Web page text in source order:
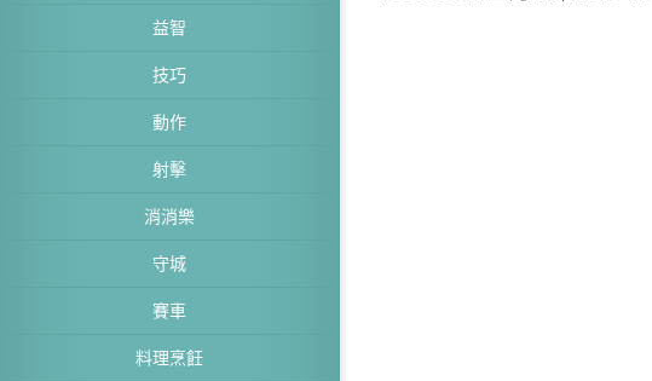
益智
技巧
動作
射擊
消消樂
守城
賽車
料理烹飪